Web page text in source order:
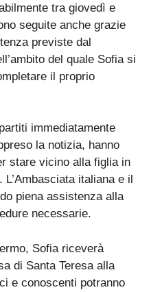
tra giovedì e
seguite anche grazie
previste dal
del quale Sofia si
il proprio
immediatamente
la notizia, hanno
stare vicino alla figlia in
italiana e il
piena assistenza alla
necessarie.
Sofia riceverà
di Santa Teresa alla
e conoscenti potranno